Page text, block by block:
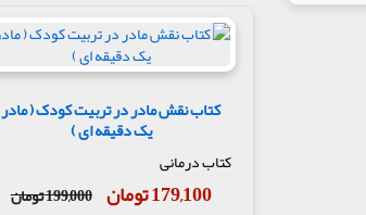
کتاب نقش مادر در تربیت کودک ( مادر
یک دقیقه ای )
کتاب درمانی
179,100 تومان 199,000 تومان